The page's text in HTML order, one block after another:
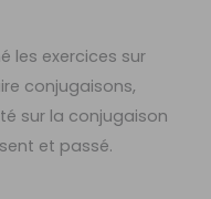
les exercices sur
conjugaisons,
sur la conjugaison
et passé.